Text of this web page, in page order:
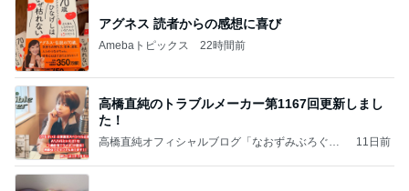
アグネス 読者からの感想に喜び
Amebaトピックス 22時間前
高橋直純のトラブルメーカー第1167回更新しまし
た！
高橋直純オフィシャルブログ「なおずみぶろぐ」
11日前